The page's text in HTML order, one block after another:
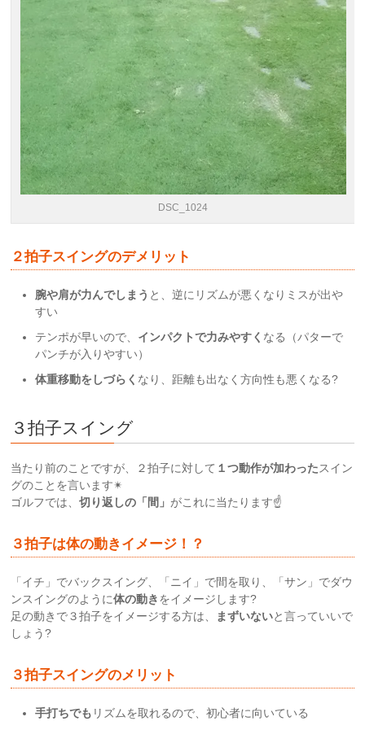
DSC_1024
２拍子スイングのデメリット
腕や肩が力んでしまう と、逆にリズムが悪くなりミスが出や
すい
テンポが早いので、 インパクトで力みやすく なる（パターで
パンチが入りやすい）
体重移動をしづらく なり、距離も出なく方向性も悪くなる?
３拍子スイング
当たり前のことですが、２拍子に対して １つ動作が加わったスイン
グのことを言います✴
ゴルフでは、切り返しの「間」 がこれに当たります☝
３拍子は体の動きイメージ！？
「イチ」でバックスイング、「ニイ」で間を取り、「サン」でダウ
ンスイングのように体の動きをイメージします?
足の動きで３拍子をイメージする方は、
まずいないと言っていいで
しょう?
３拍子スイングのメリット
手打ちでも リズムを取れるので、初心者に向いている